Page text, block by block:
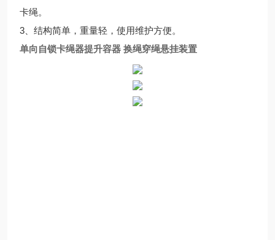
卡绳。
3、结构简单，重量轻，使用维护方便。
单向自锁卡绳器提升容器 换绳穿绳悬挂装置